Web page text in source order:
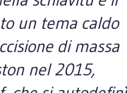
un tema caldo
di massa
nel 2015,